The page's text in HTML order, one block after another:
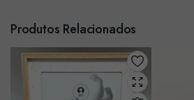
Produtos Relacionados